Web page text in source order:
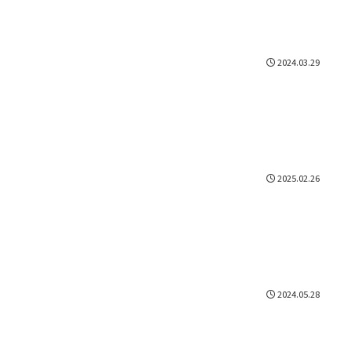
2024.03.29
2025.02.26
2024.05.28